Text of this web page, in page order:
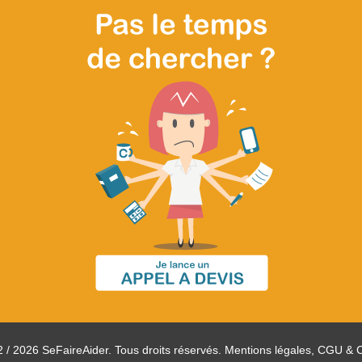
/ 2026 SeFaireAider. Tous droits réservés. Mentions légales, CGU &